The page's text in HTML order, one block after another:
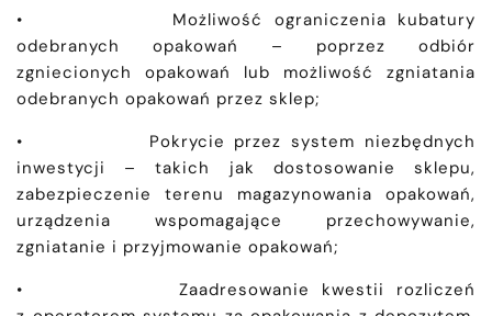
• Możliwość ograniczenia kubatury
odebranych opakowań – poprzez odbiór
zgniecionych opakowań lub możliwość zgniatania
odebranych opakowań przez sklep;
• Pokrycie przez system niezbędnych
inwestycji – takich jak dostosowanie sklepu,
zabezpieczenie terenu magazynowania opakowań,
urządzenia wspomagające przechowywanie,
zgniatanie i przyjmowanie opakowań;
• Zaadresowanie kwestii rozliczeń